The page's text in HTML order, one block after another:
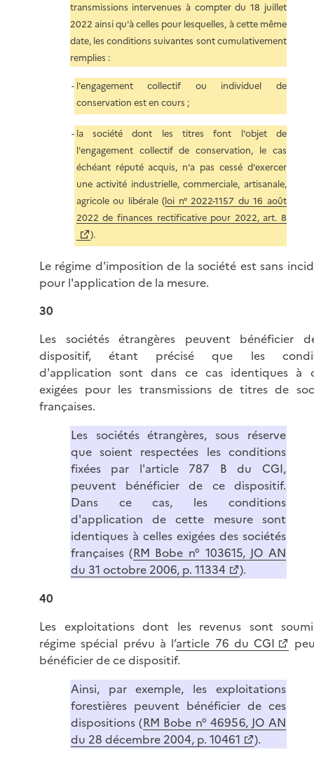
transmissions intervenues à compter du 18 juillet
2022 ainsi qu'à celles pour lesquelles, à cette même
date, les conditions suivantes sont cumulativement
remplies :
l'engagement collectif ou individuel de
conservation est en cours ;
la société dont les titres font l'objet de
l'engagement collectif de conservation, le cas
échéant réputé acquis, n'a pas cessé d'exercer
une activité industrielle, commerciale, artisanale,
agricole ou libérale (loi n° 2022-1157 du 16 août
2022 de finances rectificative pour 2022, art. 8
).
Le régime d'imposition de la société est sans
pour l'application de la mesure.
30
Les sociétés étrangères peuvent bénéficier
dispositif, étant précisé que les
d'application sont dans ce cas identiques à
exigées pour les transmissions de titres de
françaises.
Les sociétés étrangères, sous réserve
que soient respectées les conditions
fixées par l'article 787 B du CGI,
peuvent bénéficier de ce dispositif.
Dans ce cas, les conditions
d'application de cette mesure sont
identiques à celles exigées des sociétés
françaises (RM Bobe n° 103615, JO AN
du 31 octobre 2006, p. 11334
).
40
Les exploitations dont les revenus sont
régime spécial prévu à l’article 76 du CGI
bénéficier de ce dispositif.
Ainsi, par exemple, les exploitations
forestières peuvent bénéficier de ces
dispositions (RM Bobe n° 46956, JO AN
du 28 décembre 2004, p. 10461
).